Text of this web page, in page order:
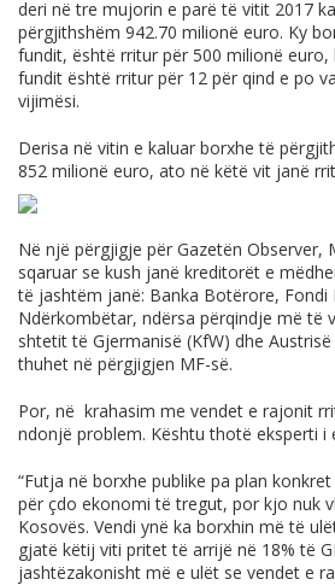
deri në tre mujorin e parë të vitit 2017
përgjithshëm 942.70 milionë euro. Ky
fundit, është rritur për 500 milionë euro,
fundit është rritur për 12 për qind e po
vijimësi.
Derisa në vitin e kaluar borxhe të
852 milionë euro, ato në këtë vit janë
Në një përgjigje për Gazetën Observer,
sqaruar se kush janë kreditorët e
të jashtëm janë: Banka Botërore, Fondi
Ndërkombëtar, ndërsa përqindje më të
shtetit të Gjermanisë (KfW) dhe Austrisë
thuhet në përgjigjen MF-së.
Por, në krahasim me vendet e rajonit
ndonjë problem. Kështu thotë eksperti i
“Futja në borxhe publike pa plan
për çdo ekonomi të tregut, por kjo nuk
Kosovës. Vendi ynë ka borxhin më të
gjatë këtij viti pritet të arrijë në 18% të
jashtëzakonisht më e ulët se vendet e